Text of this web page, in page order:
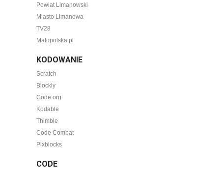
Powiat Limanowski
Miasto Limanowa
TV28
Małopolska.pl
KODOWANIE
Scratch
Blockly
Code.org
Kodable
Thimble
Code Combat
Pixblocks
CODE